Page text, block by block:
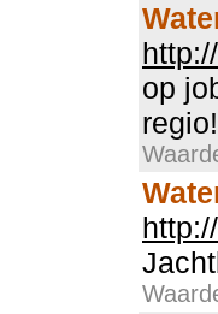
op
regio!